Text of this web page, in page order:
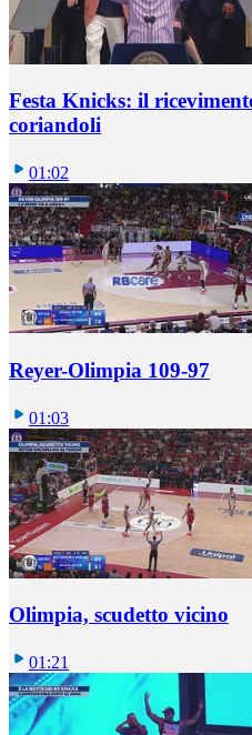
Festa Knicks: il
coriandoli
01:02
Reyer-Olimpia 109-97
01:03
Olimpia, scudetto vicino
01:21